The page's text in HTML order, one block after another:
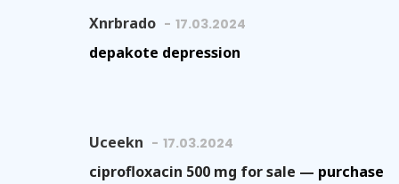
Xnrbrado 17.03.2024
depakote depression
Uceekn 17.03.2024
ciprofloxacin 500 mg for sale — purchase